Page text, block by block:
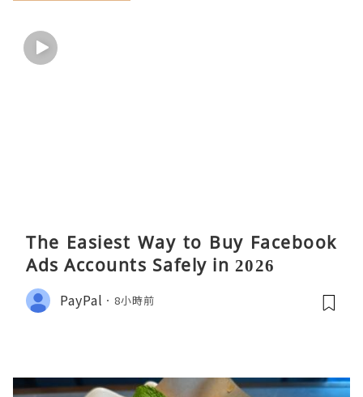
The Easiest Way to Buy Facebook
Ads Accounts Safely in 2026
PayPal 8小時前